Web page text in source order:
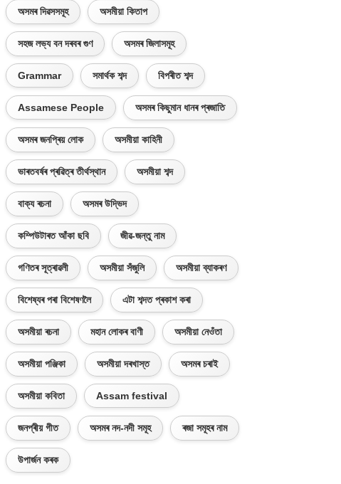
অসমৰ দিৱসসমূহ অসমীয়া কিতাপ
সহজ লভ্য বন দৰবৰ গুণ অসমৰ জিলাসমূহ
Grammar সমাৰ্থক শব্দ বিপৰীত শব্দ
Assamese People অসমৰ কিছুমান ধানৰ প্ৰজাতি
অসমৰ জনপ্ৰিয় লোক অসমীয়া কাহিনী
ভাৰতবৰ্ষৰ প্ৰৱিত্ৰ তীৰ্থস্থান অসমীয়া শব্দ
বাক্য ৰচনা অসমৰ উদ্ভিদ
কম্পিউটাৰত আঁকা ছবি জীৱ-জন্তু নাম
গণিতৰ সূত্ৰাৱলী অসমীয়া সঁজুলি অসমীয়া ব্যাকৰণ
বিশেষ্যৰ পৰা বিশেষণলৈ এটা শব্দত প্ৰকাশ কৰা
অসমীয়া ৰচনা মহান লোকৰ বাণী অসমীয়া নেওঁতা
অসমীয়া পঞ্জিকা অসমীয়া দৰখাস্ত অসমৰ চৰাই
অসমীয়া কবিতা Assam festival
জনপ্ৰীয় গীত অসমৰ নদ-নদী সমূহ ৰজা সমূহৰ নাম
উপাৰ্জন কৰক